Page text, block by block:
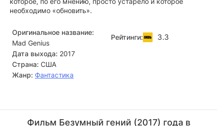
необходимо «обновить».
Оригинальное название:
Mad Genius
Дата выхода: 2017
Страна: США
Жанр: Фантастика
Рейтинги: 3.3
Фильм Безумный гений (2017) года в